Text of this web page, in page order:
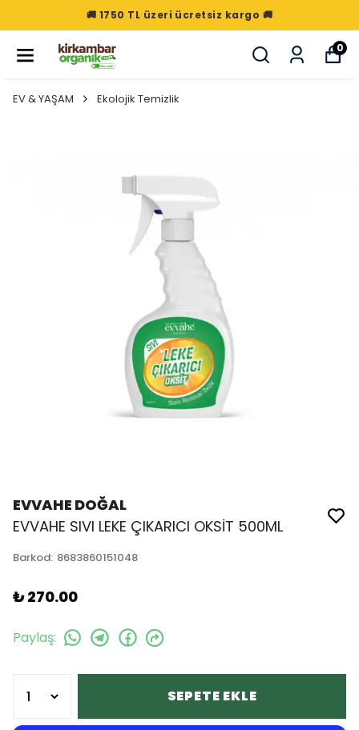
🚚 1750 TL üzeri ücretsiz kargo 🚚
0
EV & YAŞAM Ekolojik Temizlik
EVVAHE DOĞAL
EVVAHE SIVI LEKE ÇIKARICI OKSİT 500ML
Barkod: 8683860151048
₺ 270.00
Paylaş:
SEPETE EKLE